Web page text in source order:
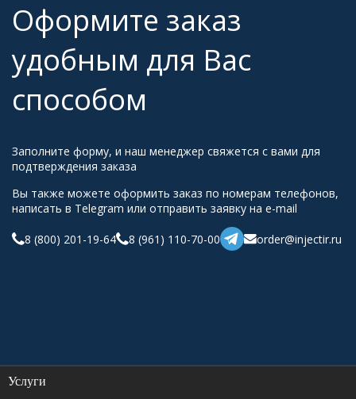
Оформите заказ
удобным для Вас
способом
Заполните форму, и наш менеджер свяжется с вами для
подтверждения заказа
Вы также можете оформить заказ по номерам телефонов,
написать в Telegram или отправить заявку на e-mail
8 (800) 201-19-64 8 (961) 110-70-00 order@injectir.ru
Услуги